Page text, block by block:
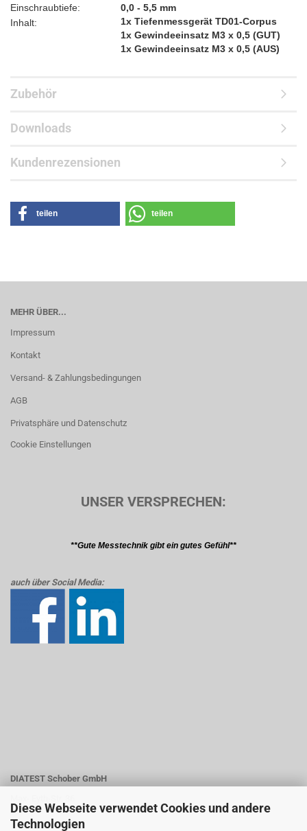
Diese Webseite verwendet Cookies und andere
Technologien
Einschraubtiefe:
0,0 - 5,5 mm
Inhalt:
1x Tiefenmessgerät TD01-Corpus
1x Gewindeeinsatz M3 x 0,5 (GUT)
1x Gewindeeinsatz M3 x 0,5 (AUS)
Zubehör
Downloads
Kundenrezensionen
teilen teilen
MEHR ÜBER...
Impressum
Kontakt
Versand- & Zahlungsbedingungen
AGB
Privatsphäre und Datenschutz
Cookie Einstellungen
UNSER VERSPRECHEN:
**Gute Messtechnik gibt ein gutes Gefühl**
auch über Social Media:
DIATEST Schober GmbH